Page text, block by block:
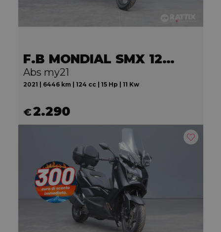
F.B MONDIAL SMX 125 Motard
Abs my21
2021 | 6446 km | 124 cc | 15 Hp | 11 Kw
€2.290